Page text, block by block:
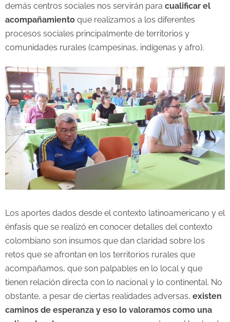
demás centros sociales nos servirán para cualificar el
acompañamiento que realizamos a los diferentes
procesos sociales principalmente de territorios y
comunidades rurales (campesinas, indígenas y afro).
Los aportes dados desde el contexto latinoamericano y el
énfasis que se realizó en conocer detalles del contexto
colombiano son insumos que dan claridad sobre los
retos que se afrontan en los territorios rurales que
acompañamos, que son palpables en lo local y que
tienen relación directa con lo nacional y lo continental. No
obstante, a pesar de ciertas realidades adversas, existen
caminos de esperanza y eso lo valoramos como una